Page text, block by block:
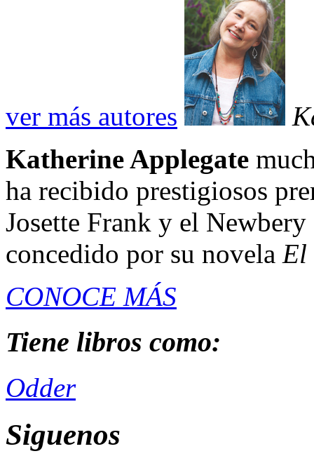
ver más autores
Katherine Applegate
ha recibido prestigiosos
Josette Frank y el
concedido por su novela El
CONOCE MÁS
Tiene libros como:
Odder
Siguenos